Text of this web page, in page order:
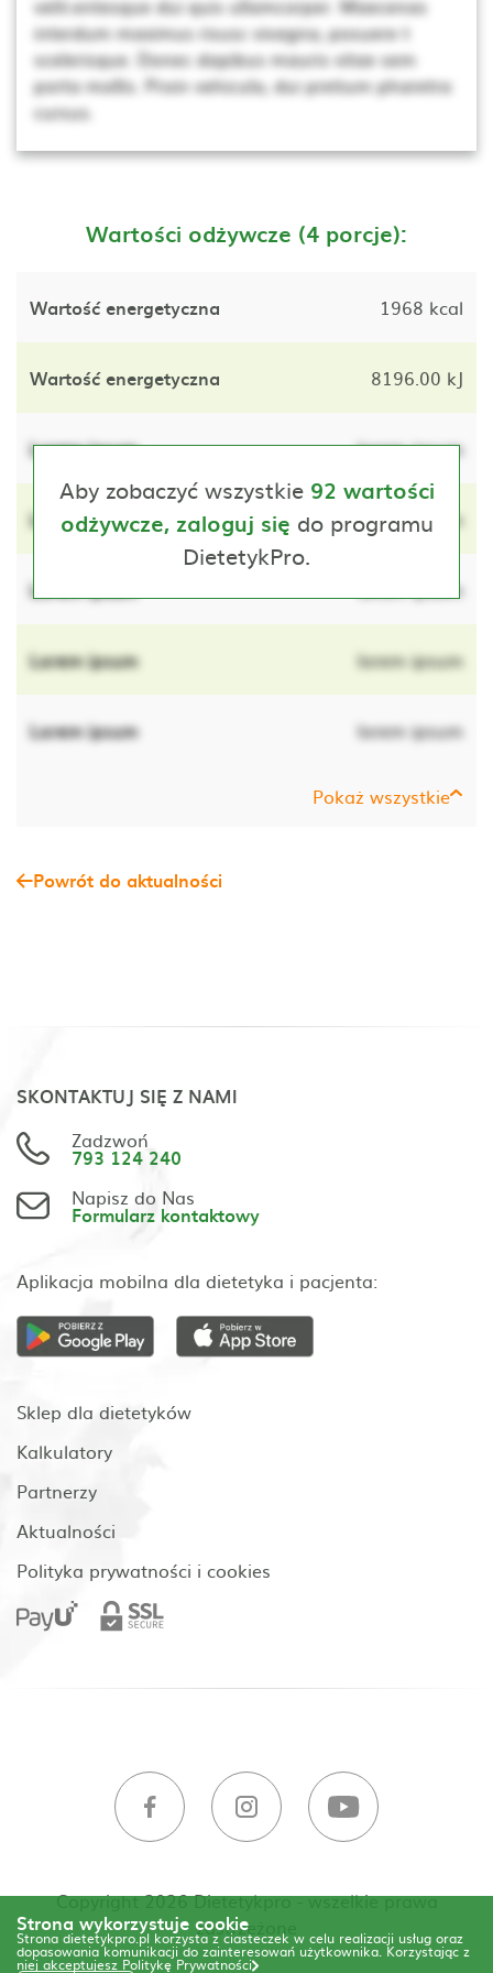
velit.entesque dui quis ullamcorper. Maecenas
interdum maximus risusc vivagna, posuere t
scelerisque. Donec dapibus mauris vitae sem
porta mollis. Proin vehicula, dui pretium pharetra
cursus.
Wartości odżywcze (4 porcje):
Wartość energetyczna 1968 kcal
Wartość energetyczna 8196.00 kJ
Lorem ipsum lorem ipsum
Lorem ipsum lorem ipsum
Lorem ipsum lorem ipsum
Lorem ipsum lorem ipsum
Lorem ipsum lorem ipsum
Pokaż wszystkie
Aby zobaczyć wszystkie 92 wartości
odżywcze, zaloguj się do programu
DietetykPro.
Powrót do aktualności
SKONTAKTUJ SIĘ Z NAMI
Zadzwoń
793 124 240
Napisz do Nas
Formularz kontaktowy
Aplikacja mobilna dla dietetyka i pacjenta:
Sklep dla dietetyków
Kalkulatory
Partnerzy
Aktualności
Polityka prywatności i cookies
Copyright 2026 Dietetykpro - wszelkie prawa
zastrzeżone
Strona wykorzystuje cookie
Strona dietetykpro.pl korzysta z ciasteczek w celu realizacji usług oraz
dopasowania komunikacji do zainteresowań użytkownika. Korzystając z
niej akceptujesz Politykę Prywatności